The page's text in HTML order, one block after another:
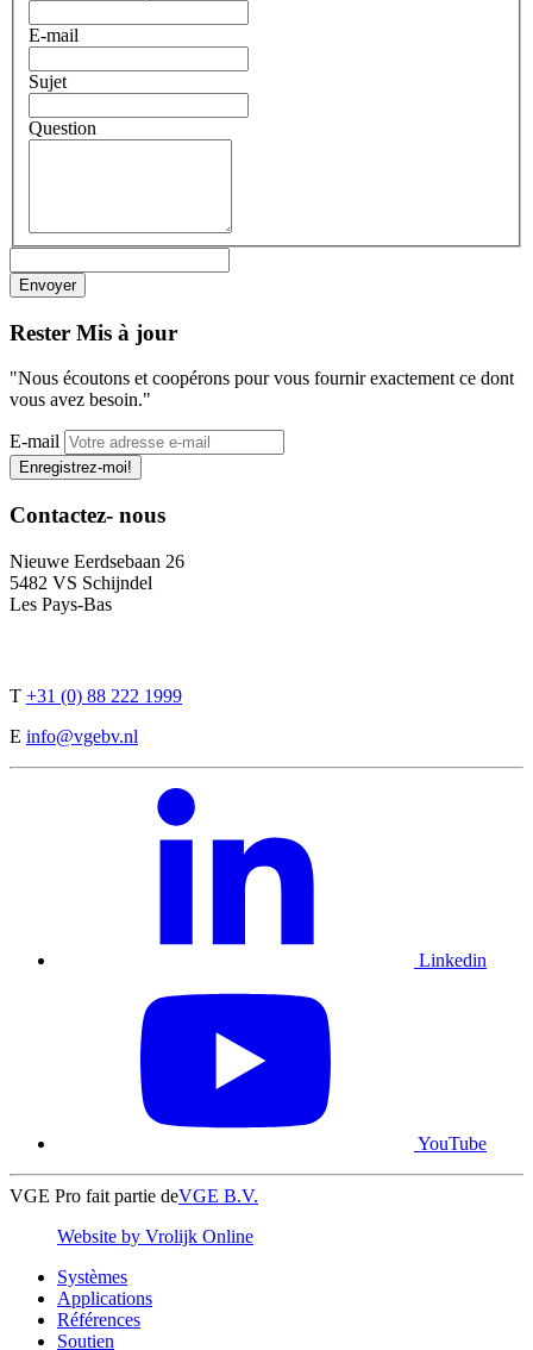
E-mail
Sujet
Question
Rester Mis à jour
"Nous écoutons et coopérons pour vous fournir exactement ce dont
vous avez besoin."
E-mail
Enregistrez-moi!
Contactez- nous
Nieuwe Eerdsebaan 26
5482 VS Schijndel
Les Pays-Bas
T +31 (0) 88 222 1999
E info@vgebv.nl
Linkedin
YouTube
VGE Pro fait partie deVGE B.V.
Website by Vrolijk Online
Systèmes
Applications
Références
Soutien